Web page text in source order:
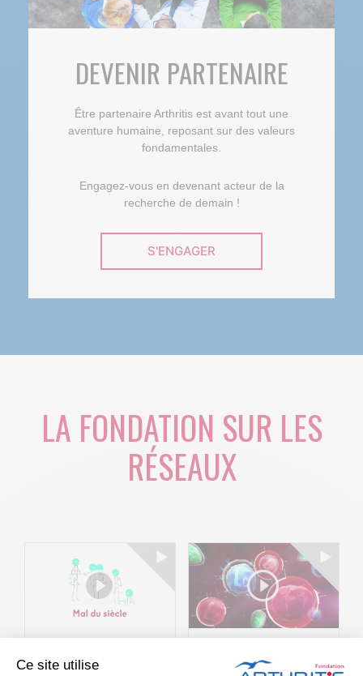
Ce site utilise
DEVENIR PARTENAIRE
Être partenaire Arthritis est avant tout une
aventure humaine, reposant sur des valeurs
fondamentales.
Engagez-vous en devenant acteur de la
recherche de demain !
S'ENGAGER
LA FONDATION SUR LES
RÉSEAUX
Le projet BACK-
Arthritis4Cure -